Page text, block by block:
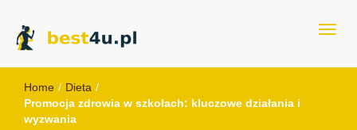
best4u.pl
Home / Dieta /
Promocja zdrowia w szkołach: kluczowe działania i
wyzwania